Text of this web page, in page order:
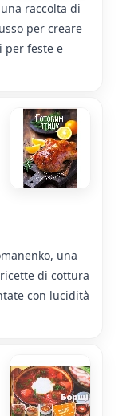
raccolta di
per creare
per feste e
una
di cottura
con lucidità